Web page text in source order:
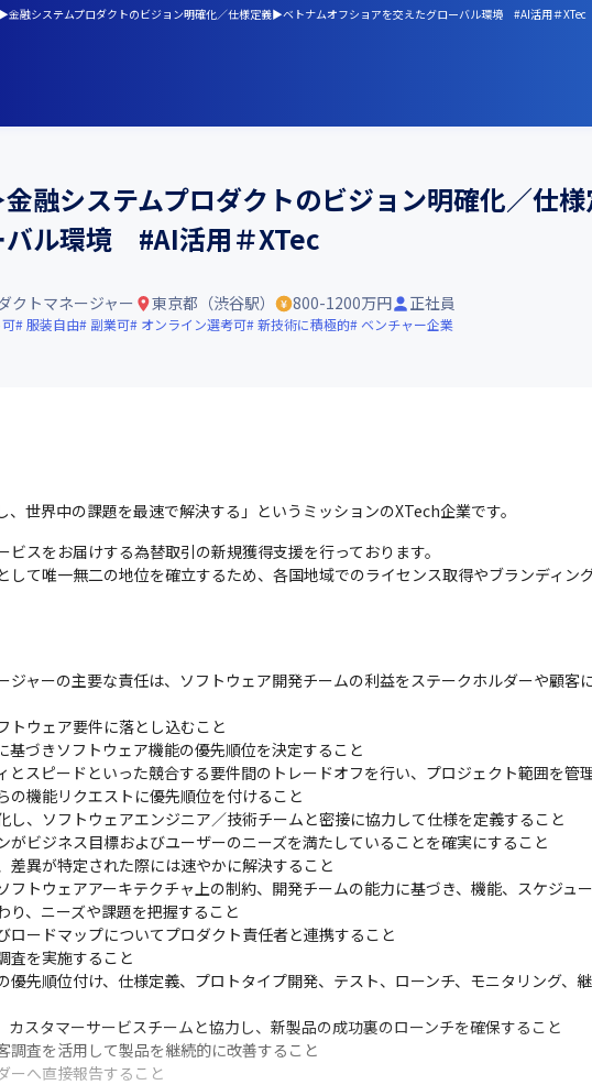
融システムプロダクトのビジョン明確化／仕様定義▶ベトナムオフショアを交えたグローバル環境 #AI活用＃XTec
融システムプロダクトのビジョン明確化／仕
バル環境 #AI活用＃XTec
クトマネージャー 東京都（渋谷駅） 800-1200万円 正社員
服装自由 副業可 オンライン選考可 新技術に積極的 ベンチャー企業
、世界中の課題を最速で解決する」というミッションのXTech企業です。
スをお届けする為替取引の新規獲得支援を行っております。
して唯一無二の地位を確立するため、各国地域でのライセンス取得やブランディン
ジャーの主要な責任は、ソフトウェア開発チームの利益をステークホルダーや顧客
トウェア要件に落とし込むこと
基づきソフトウェア機能の優先順位を決定すること
とスピードといった競合する要件間のトレードオフを行い、プロジェクト範囲を管
の機能リクエストに優先順位を付けること
し、ソフトウェアエンジニア／技術チームと密接に協力して仕様を定義すること
がビジネス目標およびユーザーのニーズを満たしていることを確実にすること
差異が特定された際には速やかに解決すること
フトウェアアーキテクチャ上の制約、開発チームの能力に基づき、機能、スケジュ
り、ニーズや課題を把握すること
ロードマップについてプロダクト責任者と連携すること
査を実施すること
優先順位付け、仕様定義、プロトタイプ開発、テスト、ローンチ、モニタリング、
カスタマーサービスチームと協力し、新製品の成功裏のローンチを確保すること
調査を活用して製品を継続的に改善すること
ーへ直接報告すること